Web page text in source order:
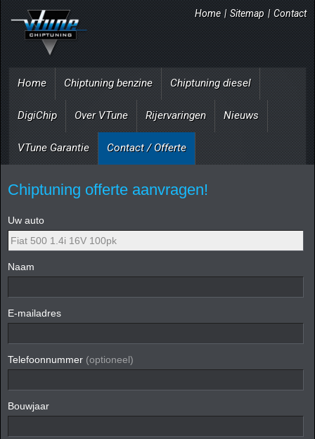
Home | Sitemap | Contact
Home Chiptuning benzine Chiptuning diesel
DigiChip Over VTune Rijervaringen Nieuws
VTune Garantie Contact / Offerte
Chiptuning offerte aanvragen!
Uw auto
Naam
E-mailadres
Telefoonnummer (optioneel)
Bouwjaar